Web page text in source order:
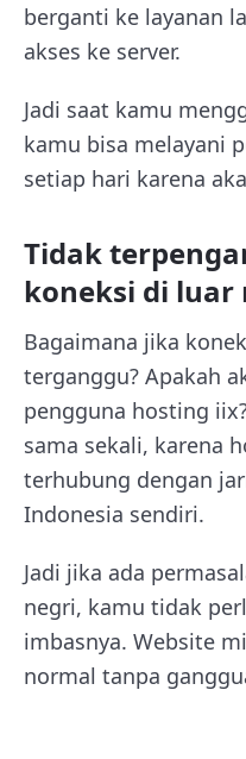
berganti ke layanan
akses ke server.
Jadi saat kamu
kamu bisa melayani
setiap hari karena
Tidak
koneksi di luar
Bagaimana jika
terganggu? Apakah
pengguna hosting
sama sekali, karena
terhubung dengan
Indonesia sendiri.
Jadi jika ada
negri, kamu tidak
imbasnya. Website
normal tanpa